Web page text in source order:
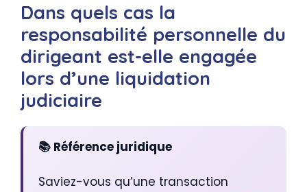
Dans quels cas la
responsabilité personnelle du
dirigeant est-elle engagée
lors d’une liquidation
judiciaire
📚 Référence juridique
Saviez-vous qu’une transaction